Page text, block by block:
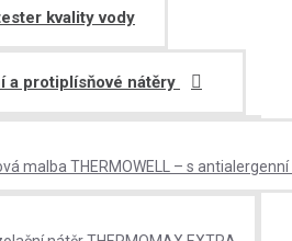
kvality vody
a protiplísňové nátěry
malba THERMOWELL – s